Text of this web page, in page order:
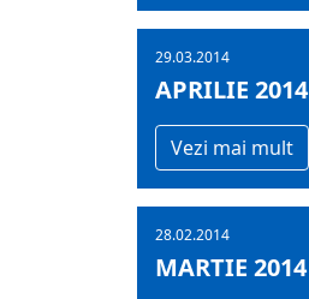
29.03.2014
APRILIE 2014
Vezi mai mult
28.02.2014
MARTIE 2014